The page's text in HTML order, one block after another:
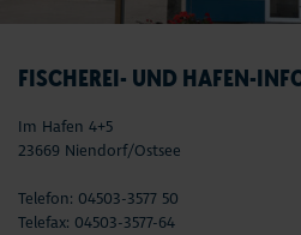
FISCHEREI- UND HAFEN-
Im Hafen 4+5
23669 Niendorf/Ostsee
Telefon: 04503-3577 50
Telefax: 04503-3577-64